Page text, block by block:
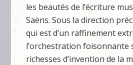
les beautés de l’écriture
Saëns. Sous la direction
qui est d’un raffinement
l’orchestration foisonnante
richesses d’invention de la